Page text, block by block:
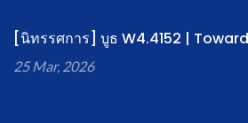
[นิทรรศการ] บูธ W4.4152 |
25 Mar, 2026